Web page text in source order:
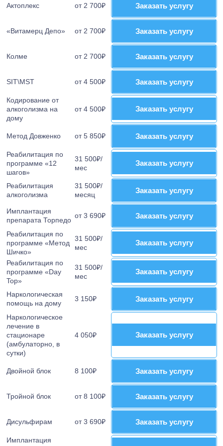
Актоплекс от 2 700₽ Заказать услугу
Заказать услугу
«Витамерц Депо» от 2 700₽ Заказать услугу
Заказать услугу
Колме от 2 700₽ Заказать услугу
Заказать услугу
SIT\MST от 4 500₽ Заказать услугу
Заказать услугу
Кодирование от
алкоголизма на
дому
от 4 500₽ Заказать услугу
Заказать услугу
Метод Довженко от 5 850₽ Заказать услугу
Заказать услугу
Реабилитация по
программе «12
шагов»
31 500₽/
мес
Заказать услугу
Заказать услугу
Реабилитация
алкоголизма
31 500₽/
месяц
Заказать услугу
Заказать услугу
Имплантация
препарата Торпедо
от 3 690₽ Заказать услугу
Заказать услугу
Реабилитация по
программе «Метод
Шичко»
31 500₽/
мес
Заказать услугу
Заказать услугу
Реабилитация по
программе «Day
Top»
31 500₽/
мес
Заказать услугу
Заказать услугу
Наркологическая
помощь на дому
3 150₽ Заказать услугу
Заказать услугу
Наркологическое
лечение в
стационаре
(амбулаторно, в
сутки)
4 050₽ Заказать услугу
Заказать услугу
Двойной блок 8 100₽ Заказать услугу
Заказать услугу
Тройной блок от 8 100₽ Заказать услугу
Заказать услугу
Дисульфирам от 3 690₽ Заказать услугу
Заказать услугу
Имплантация